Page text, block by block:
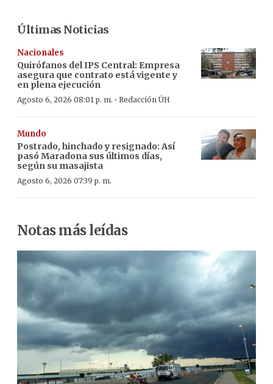
Últimas Noticias
Nacionales
Quirófanos del IPS Central: Empresa
asegura que contrato está vigente y
en plena ejecución
Agosto 6, 2026 08:01 p. m. · Redacción ÚH
Mundo
Postrado, hinchado y resignado: Así
pasó Maradona sus últimos días,
según su masajista
Agosto 6, 2026 07:39 p. m.
Notas más leídas